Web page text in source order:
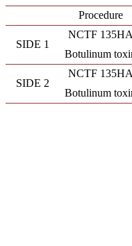
Procedure
SIDE 1
NCTF 135HA
Botulinum
SIDE 2
NCTF 135HA
Botulinum